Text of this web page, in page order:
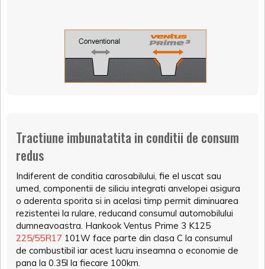
Tractiune imbunatatita in conditii de consum
redus
Indiferent de conditia carosabilului, fie el uscat sau
umed, componentii de siliciu integrati anvelopei asigura
o aderenta sporita si in acelasi timp permit diminuarea
rezistentei la rulare, reducand consumul automobilului
dumneavoastra. Hankook Ventus Prime 3 K125
225/55R17 101W face parte din clasa C la consumul
de combustibil iar acest lucru inseamna o economie de
pana la 0.35l la fiecare 100km.